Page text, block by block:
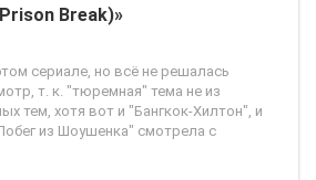
Break)»
сериале, но всё не решалась
т. к. "тюремная" тема не из
тем, хотя вот и "Бангкок-Хилтон", и
из Шоушенка" смотрела с